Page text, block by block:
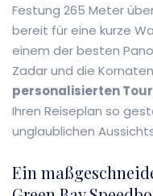
Festung 265 Meter
bereit für eine kurze
einem der besten
Zadar und die
personalisierten
Ihren Reiseplan so
unglaublichen
Ein